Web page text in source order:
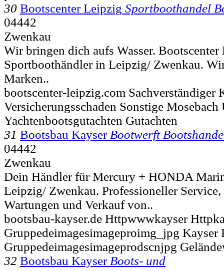
30 Bootscenter Leipzig Sportboothandel
04442
Zwenkau
Wir bringen dich aufs Wasser.
Sportboothändler in Leipzig/ Zwenkau.
Marken..
bootscenter-leipzig.com Sachverständiger
Versicherungsschaden Sonstige Mosebach
Yachtenbootsgutachten Gutachten
31 Bootsbau Kayser Bootwerft
04442
Zwenkau
Dein Händler für Mercury + HONDA
Leipzig/ Zwenkau. Professioneller Service,
Wartungen und Verkauf von..
bootsbau-kayser.de Httpwwwkayser
Gruppedeimagesimageproimg_jpg Kayser
Gruppedeimagesimageprodscnjpg
32 Bootsbau Kayser Boots- und